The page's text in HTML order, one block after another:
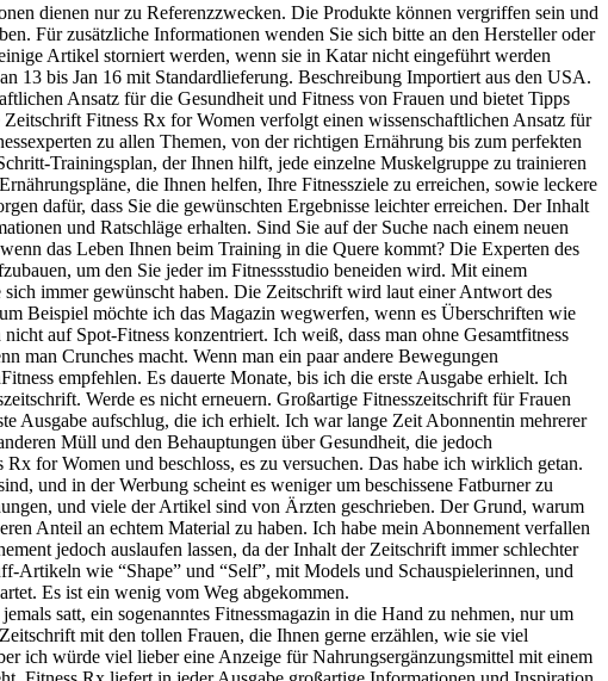
dienen nur zu Referenzzwecken. Die Produkte können vergriffen sein und
Für zusätzliche Informationen wenden Sie sich bitte an den Hersteller oder
Artikel storniert werden, wenn sie in Katar nicht eingeführt werden
13 bis Jan 16 mit Standardlieferung. Beschreibung Importiert aus den USA.
Ansatz für die Gesundheit und Fitness von Frauen und bietet Tipps
Fitness Rx for Women verfolgt einen wissenschaftlichen Ansatz für
zu allen Themen, von der richtigen Ernährung bis zum perfekten
Trainingsplan, der Ihnen hilft, jede einzelne Muskelgruppe zu trainieren
die Ihnen helfen, Ihre Fitnessziele zu erreichen, sowie leckere
dafür, dass Sie die gewünschten Ergebnisse leichter erreichen. Der Inhalt
und Ratschläge erhalten. Sind Sie auf der Suche nach einem neuen
das Leben Ihnen beim Training in die Quere kommt? Die Experten des
um den Sie jeder im Fitnessstudio beneiden wird. Mit einem
immer gewünscht haben. Die Zeitschrift wird laut einer Antwort des
Beispiel möchte ich das Magazin wegwerfen, wenn es Überschriften wie
auf Spot-Fitness konzentriert. Ich weiß, dass man ohne Gesamtfitness
man Crunches macht. Wenn man ein paar andere Bewegungen
empfehlen. Es dauerte Monate, bis ich die erste Ausgabe erhielt. Ich
Werde es nicht erneuern. Großartige Fitnesszeitschrift für Frauen
Ausgabe aufschlug, die ich erhielt. Ich war lange Zeit Abonnentin mehrerer
Müll und den Behauptungen über Gesundheit, die jedoch
for Women und beschloss, es zu versuchen. Das habe ich wirklich getan.
und in der Werbung scheint es weniger um beschissene Fatburner zu
und viele der Artikel sind von Ärzten geschrieben. Der Grund, warum
Anteil an echtem Material zu haben. Ich habe mein Abonnement verfallen
jedoch auslaufen lassen, da der Inhalt der Zeitschrift immer schlechter
wie “Shape” und “Self”, mit Models und Schauspielerinnen, und
Es ist ein wenig vom Weg abgekommen.
satt, ein sogenanntes Fitnessmagazin in die Hand zu nehmen, nur um
mit den tollen Frauen, die Ihnen gerne erzählen, wie sie viel
ich würde viel lieber eine Anzeige für Nahrungsergänzungsmittel mit einem